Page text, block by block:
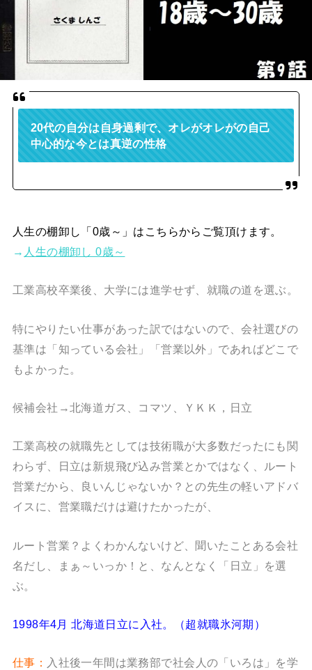
20代の自分は自身過剰で、オレがオレがの自己
中心的な今とは真逆の性格
人生の棚卸し「0歳～」はこちらからご覧頂けます。
→ 人生の棚卸し 0歳～
工業高校卒業後、大学には進学せず、就職の道を選ぶ。
特にやりたい仕事があった訳ではないので、会社選びの
基準は「知っている会社」「営業以外」であればどこで
もよかった。
候補会社→北海道ガス、コマツ、ＹＫＫ，日立
工業高校の就職先としては技術職が大多数だったにも関
わらず、日立は新規飛び込み営業とかではなく、ルート
営業だから、良いんじゃないか？との先生の軽いアドバ
イスに、営業職だけは避けたかったが、
ルート営業？よくわかんないけど、聞いたことある会社
名だし、まぁ～いっか！と、なんとなく「日立」を選
ぶ。
1998年4月 北海道日立に入社。（超就職氷河期）
仕事： 入社後一年間は業務部で社会人の「いろは」を学